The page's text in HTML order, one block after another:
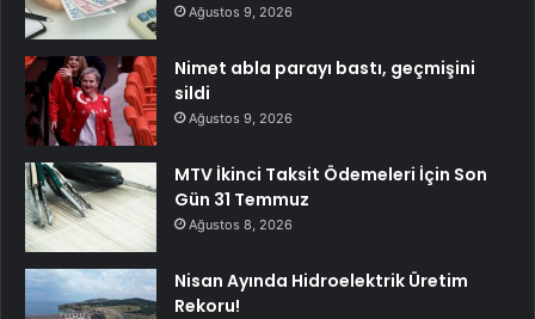
Ağustos 9, 2026
Nimet abla parayı bastı, geçmişini
sildi
Ağustos 9, 2026
MTV İkinci Taksit Ödemeleri İçin Son
Gün 31 Temmuz
Ağustos 8, 2026
Nisan Ayında Hidroelektrik Üretim
Rekoru!